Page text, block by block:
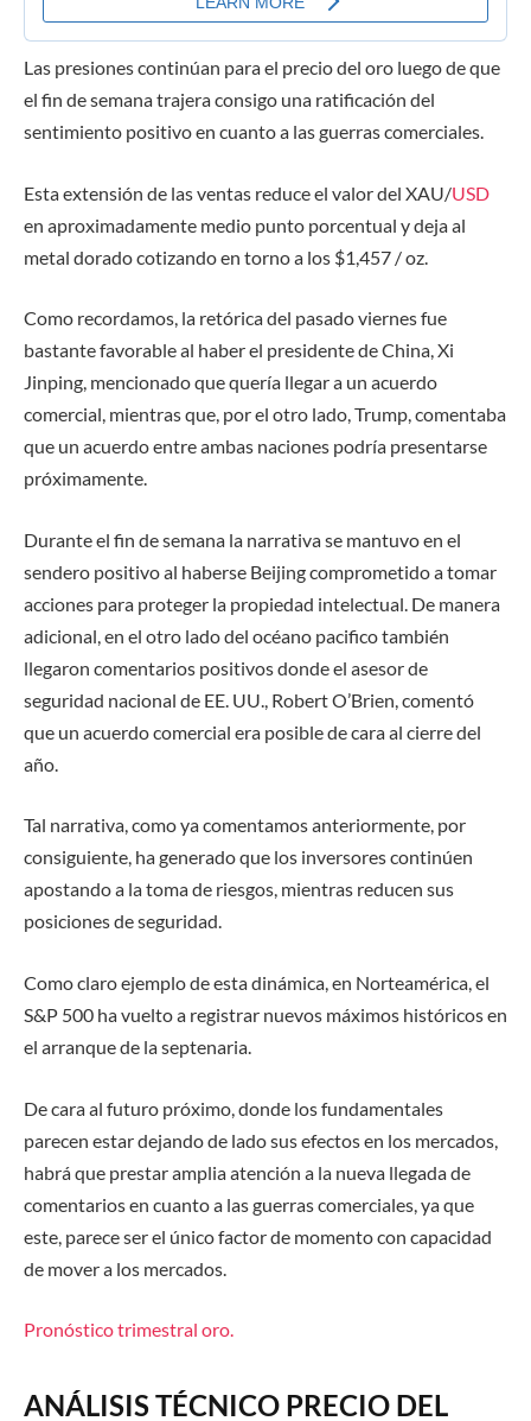
Las presiones continúan para el precio del oro luego de que
el fin de semana trajera consigo una ratificación del
sentimiento positivo en cuanto a las guerras comerciales.
Esta extensión de las ventas reduce el valor del XAU/USD
en aproximadamente medio punto porcentual y deja al
metal dorado cotizando en torno a los $1,457 / oz.
Como recordamos, la retórica del pasado viernes fue
bastante favorable al haber el presidente de China, Xi
Jinping, mencionado que quería llegar a un acuerdo
comercial, mientras que, por el otro lado, Trump, comentaba
que un acuerdo entre ambas naciones podría presentarse
próximamente.
Durante el fin de semana la narrativa se mantuvo en el
sendero positivo al haberse Beijing comprometido a tomar
acciones para proteger la propiedad intelectual. De manera
adicional, en el otro lado del océano pacifico también
llegaron comentarios positivos dondeel asesor de
seguridad nacional de EE. UU., Robert O’Brien, comentó
que un acuerdo comercial era posible de cara al cierre del
año.
Tal narrativa, como ya comentamos anteriormente, por
consiguiente, ha generado que los inversores continúen
apostando a la toma de riesgos, mientras reducen sus
posiciones de seguridad.
Como claro ejemplo de esta dinámica, en Norteamérica, el
S&P 500 ha vuelto a registrar nuevos máximos históricos en
el arranque de la septenaria.
De cara al futuro próximo, donde los fundamentales
parecen estar dejando de lado sus efectos en los mercados,
habrá que prestar amplia atención a la nueva llegada de
comentarios en cuanto a las guerras comerciales, ya que
este, parece ser el único factor de momento con capacidad
de mover a los mercados.
Pronóstico trimestral oro.
ANÁLISIS TÉCNICO PRECIO DEL